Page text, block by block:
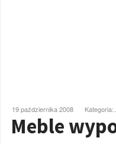
19 października 2008 Kategoria:
Meble